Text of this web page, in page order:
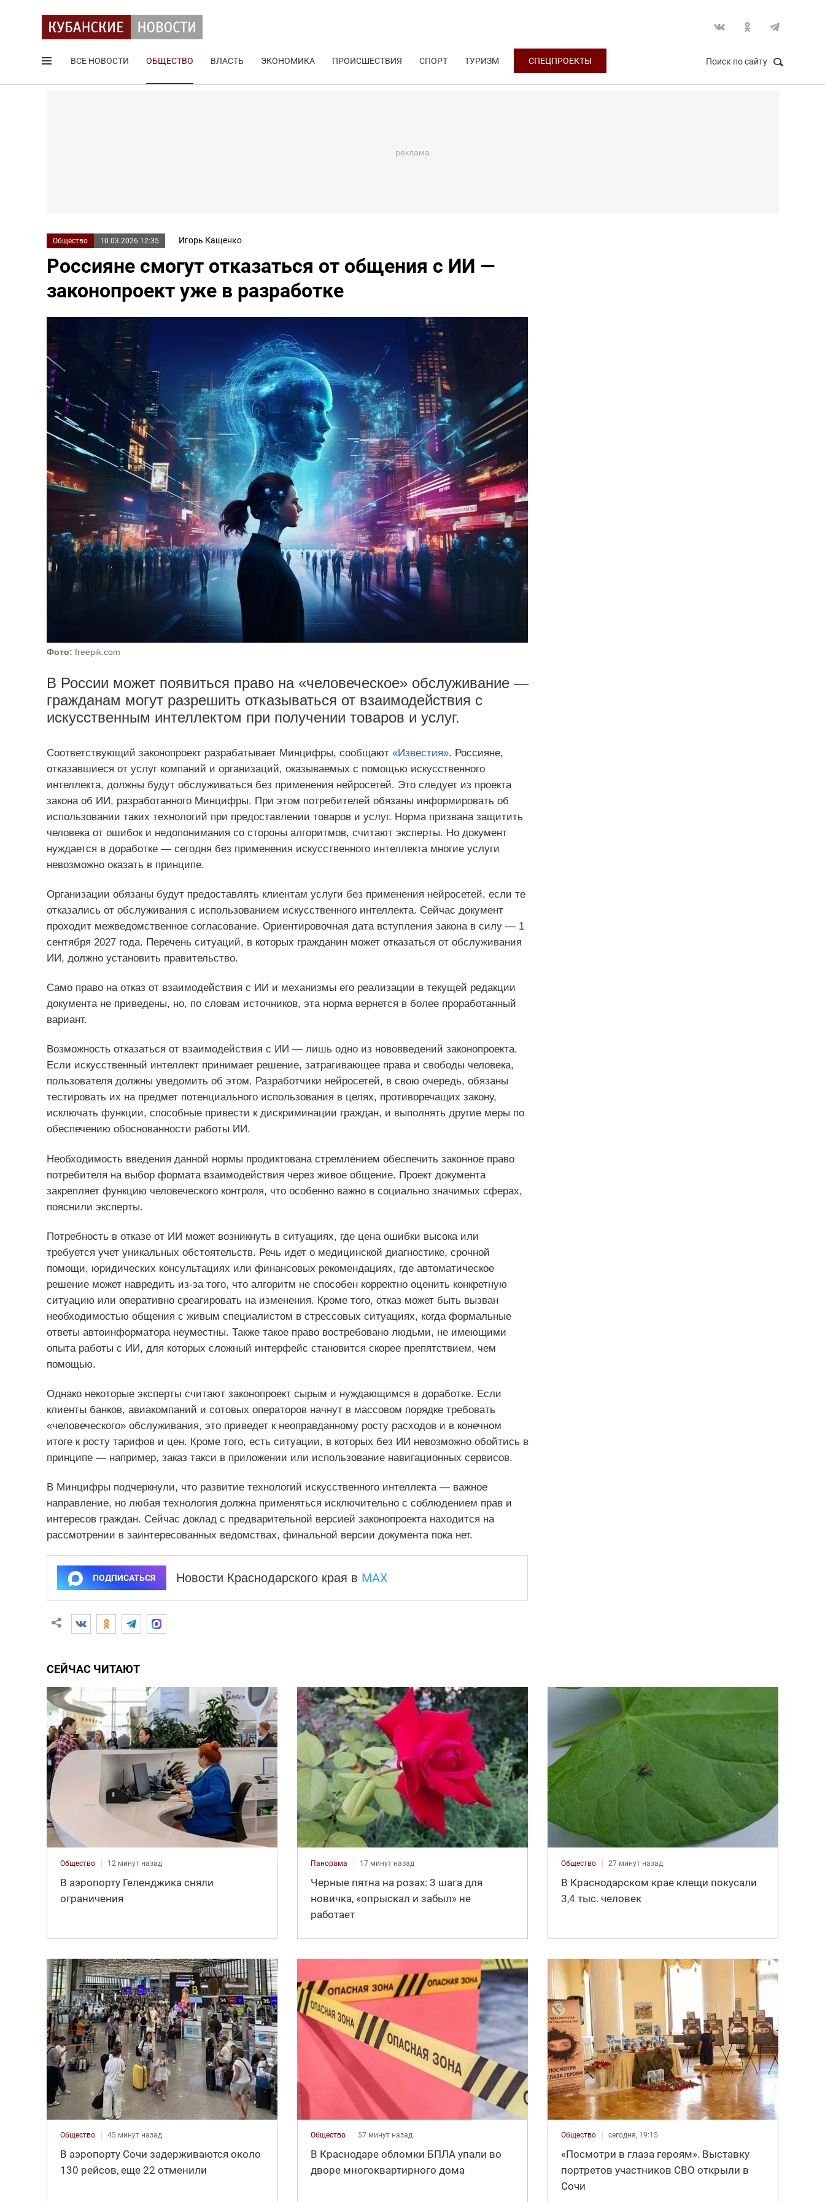
ВСЕ НОВОСТИ ОБЩЕСТВО ВЛАСТЬ ЭКОНОМИКА ПРОИСШЕСТВИЯ СПОРТ ТУРИЗМ СПЕЦПРОЕКТЫ Поиск по сайту
Общество 10.03.2026 12:35 Игорь Кащенко
Россияне смогут отказаться от общения с ИИ —
законопроект уже в разработке
Фото: freepik.com
В России может появиться право на «человеческое» обслуживание —
гражданам могут разрешить отказываться от взаимодействия с
искусственным интеллектом при получении товаров и услуг.
Соответствующий законопроект разрабатывает Минцифры, сообщают «Известия». Россияне,
отказавшиеся от услуг компаний и организаций, оказываемых с помощью искусственного
интеллекта, должны будут обслуживаться без применения нейросетей. Это следует из проекта
закона об ИИ, разработанного Минцифры. При этом потребителей обязаны информировать об
использовании таких технологий при предоставлении товаров и услуг. Норма призвана защитить
человека от ошибок и недопонимания со стороны алгоритмов, считают эксперты. Но документ
нуждается в доработке — сегодня без применения искусственного интеллекта многие услуги
невозможно оказать в принципе.
Организации обязаны будут предоставлять клиентам услуги без применения нейросетей, если те
отказались от обслуживания с использованием искусственного интеллекта. Сейчас документ
проходит межведомственное согласование. Ориентировочная дата вступления закона в силу — 1
сентября 2027 года. Перечень ситуаций, в которых гражданин может отказаться от обслуживания
ИИ, должно установить правительство.
Само право на отказ от взаимодействия с ИИ и механизмы его реализации в текущей редакции
документа не приведены, но, по словам источников, эта норма вернется в более проработанный
вариант.
Возможность отказаться от взаимодействия с ИИ — лишь одно из нововведений законопроекта.
Если искусственный интеллект принимает решение, затрагивающее права и свободы человека,
пользователя должны уведомить об этом. Разработчики нейросетей, в свою очередь, обязаны
тестировать их на предмет потенциального использования в целях, противоречащих закону,
исключать функции, способные привести к дискриминации граждан, и выполнять другие меры по
обеспечению обоснованности работы ИИ.
Необходимость введения данной нормы продиктована стремлением обеспечить законное право
потребителя на выбор формата взаимодействия через живое общение. Проект документа
закрепляет функцию человеческого контроля, что особенно важно в социально значимых сферах,
пояснили эксперты.
Потребность в отказе от ИИ может возникнуть в ситуациях, где цена ошибки высока или
требуется учет уникальных обстоятельств. Речь идет о медицинской диагностике, срочной
помощи, юридических консультациях или финансовых рекомендациях, где автоматическое
решение может навредить из-за того, что алгоритм не способен корректно оценить конкретную
ситуацию или оперативно среагировать на изменения. Кроме того, отказ может быть вызван
необходимостью общения с живым специалистом в стрессовых ситуациях, когда формальные
ответы автоинформатора неуместны. Также такое право востребовано людьми, не имеющими
опыта работы с ИИ, для которых сложный интерфейс становится скорее препятствием, чем
помощью.
Однако некоторые эксперты считают законопроект сырым и нуждающимся в доработке. Если
клиенты банков, авиакомпаний и сотовых операторов начнут в массовом порядке требовать
«человеческого» обслуживания, это приведет к неоправданному росту расходов и в конечном
итоге к росту тарифов и цен. Кроме того, есть ситуации, в которых без ИИ невозможно обойтись в
принципе — например, заказ такси в приложении или использование навигационных сервисов.
В Минцифры подчеркнули, что развитие технологий искусственного интеллекта — важное
направление, но любая технология должна применяться исключительно с соблюдением прав и
интересов граждан. Сейчас доклад с предварительной версией законопроекта находится на
рассмотрении в заинтересованных ведомствах, финальной версии документа пока нет.
ПОДПИСАТЬСЯ Новости Краснодарского края в MAX
СЕЙЧАС ЧИТАЮТ
Общество 12 минут назад
В аэропорту Геленджика сняли
ограничения
Панорама 17 минут назад
Черные пятна на розах: 3 шага для
новичка, «опрыскал и забыл» не
работает
Общество 27 минут назад
В Краснодарском крае клещи покусали
3,4 тыс. человек
Общество 45 минут назад
В аэропорту Сочи задерживаются около
130 рейсов, еще 22 отменили
Общество 57 минут назад
В Краснодаре обломки БПЛА упали во
дворе многоквартирного дома
Общество сегодня, 19:15
«Посмотри в глаза героям». Выставку
портретов участников СВО открыли в
Сочи